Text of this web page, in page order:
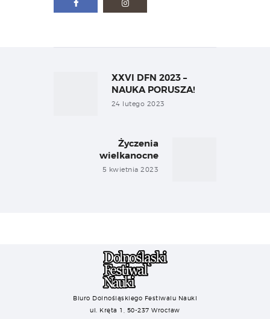
Previous
post:
XXVI DFN 2023 –
NAUKA PORUSZA!
24 lutego 2023
Życzenia
wielkanocne
5 kwietnia 2023
Biuro Dolnośląskiego Festiwalu Nauki
ul. Kręta 1, 50-237 Wrocław